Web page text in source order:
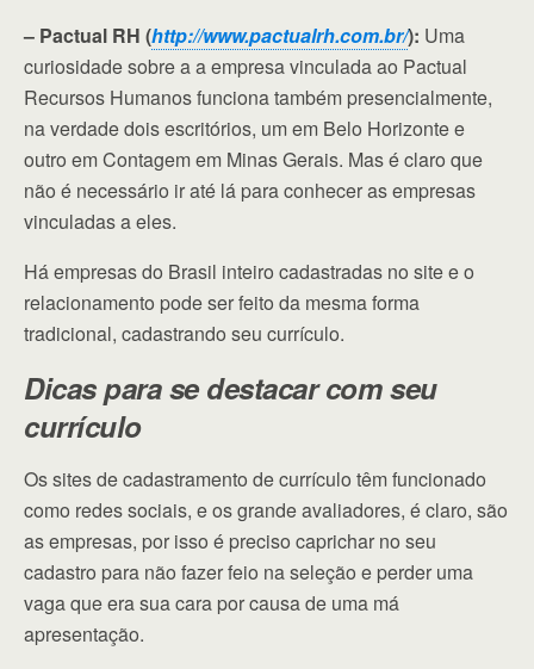
– Pactual RH (http://www.pactualrh.com.br/): Uma
curiosidade sobre a a empresa vinculada ao Pactual
Recursos Humanos funciona também presencialmente,
na verdade dois escritórios, um em Belo Horizonte e
outro em Contagem em Minas Gerais. Mas é claro que
não é necessário ir até lá para conhecer as empresas
vinculadas a eles.
Há empresas do Brasil inteiro cadastradas no site e o
relacionamento pode ser feito da mesma forma
tradicional, cadastrando seu currículo.
Dicas para se destacar com seu
currículo
Os sites de cadastramento de currículo têm funcionado
como redes sociais, e os grande avaliadores, é claro, são
as empresas, por isso é preciso caprichar no seu
cadastro para não fazer feio na seleção e perder uma
vaga que era sua cara por causa de uma má
apresentação.